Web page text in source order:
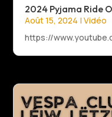
2024 Pyjama Ride
Août 15, 2024 |Vidéo
https://